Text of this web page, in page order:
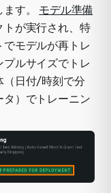
す。 モデル準備
トが実行され、特
モデルが再トレ
ルサイズでトレ
（日付/時刻で分
）でトレーニン